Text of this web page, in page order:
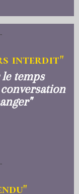
interdit"
temps